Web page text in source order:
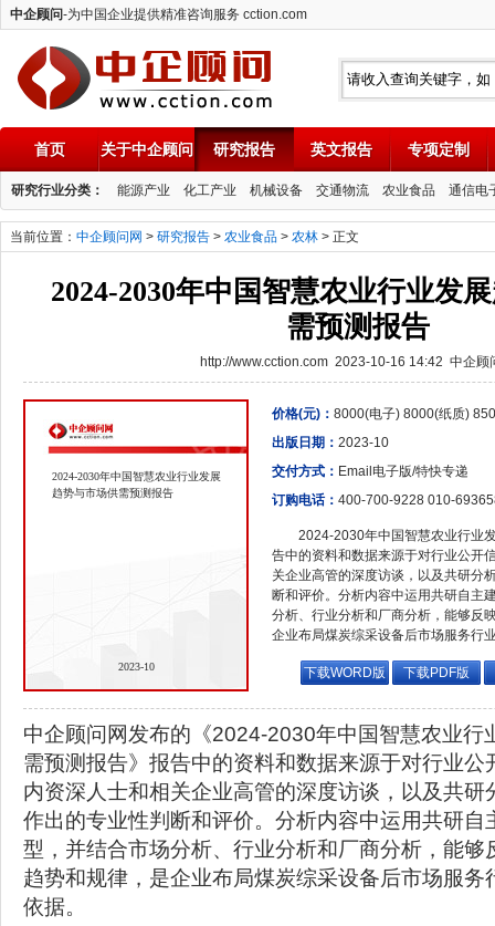
中企顾问-为中国企业提供精准咨询服务 cction.com
中企顾问
首页 关于中企顾问 研究报告 英文报告 专项定制
研究行业分类： 能源产业 化工产业 机械设备 交通物流 农业食品 通信电
当前位置： 中企顾问网 > 研究报告 > 农业食品 > 农林 > 正文
2024-2030年中国智慧农业行业发
需预测报告
http://www.cction.com 2023-10-16 14:42 中企顾
2024-2030年中国智慧农业行业发展
趋势与市场供需预测报告
2023-10
价格(元)： 8000(电子) 8000(纸质)
出版日期： 2023-10
交付方式： Email电子版/特快专递
订购电话： 400-700-9228 010-
2024-2030年中国智慧农业行业
告中的资料和数据来源于对行业公开
关企业高管的深度访谈，以及共研分
断和评价。分析内容中运用共研自主
分析、行业分析和厂商分析，能够反
企业布局煤炭综采设备后市场服务行
下载WORD版 下载PDF版
中企顾问网发布的《2024-2030年中国智慧农业行
需预测报告》报告中的资料和数据来源于对行业公
内资深人士和相关企业高管的深度访谈，以及共研
作出的专业性判断和评价。分析内容中运用共研自
型，并结合市场分析、行业分析和厂商分析，能够
趋势和规律，是企业布局煤炭综采设备后市场服务
依据。